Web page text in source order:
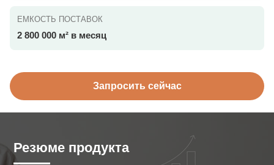
ЕМКОСТЬ ПОСТАВОК
2 800 000 м² в месяц
Запросить сейчас
Резюме продукта